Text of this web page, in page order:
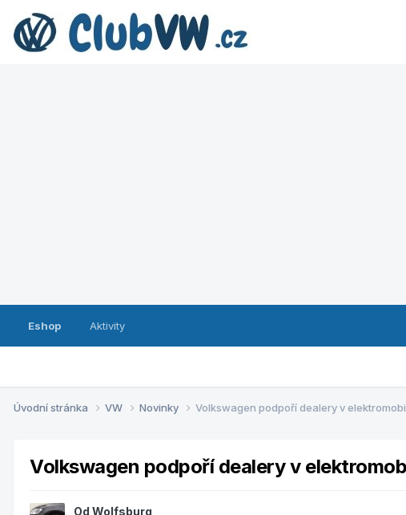
Eshop Aktivity
Úvodní stránka VW Novinky Volkswagen podpoří dealery v
Volkswagen podpoří dealery v
Od Wolfsburg